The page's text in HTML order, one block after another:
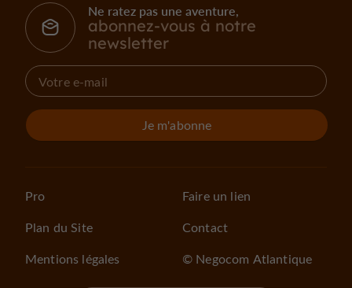
Ne ratez pas une aventure,
abonnez-vous à notre
newsletter
Je m'abonne
Pro
Plan du Site
Mentions légales
Faire un lien
Contact
© Negocom Atlantique